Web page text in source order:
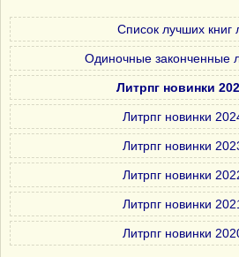
Список лучших книг
Одиночные законченные
Литрпг новинки
Литрпг новинки
Литрпг новинки
Литрпг новинки
Литрпг новинки
Литрпг новинки